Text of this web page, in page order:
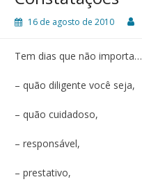
16 de agosto de 2010
Tem dias que não importa…
– quão diligente você seja,
– quão cuidadoso,
– responsável,
– prestativo,